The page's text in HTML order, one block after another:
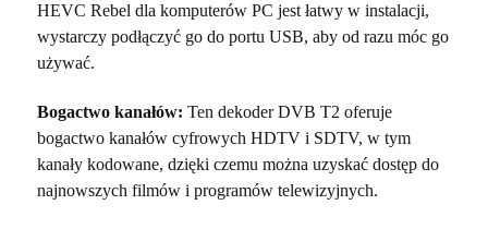
HEVC Rebel dla komputerów PC jest łatwy w instalacji,
wystarczy podłączyć go do portu USB, aby od razu móc go
używać.
Bogactwo kanałów: Ten dekoder DVB T2 oferuje
bogactwo kanałów cyfrowych HDTV i SDTV, w tym
kanały kodowane, dzięki czemu można uzyskać dostęp do
najnowszych filmów i programów telewizyjnych.